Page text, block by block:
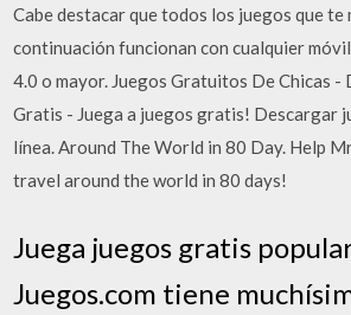
Cabe destacar que todos los juegos que te
continuación funcionan con cualquier
4.0 o mayor. Juegos Gratuitos De Chicas -
Gratis - Juega a juegos gratis! Descargar
línea. Around The World in 80 Day. Help
travel around the world in 80 days!
Juega juegos gratis
Juegos.com tiene